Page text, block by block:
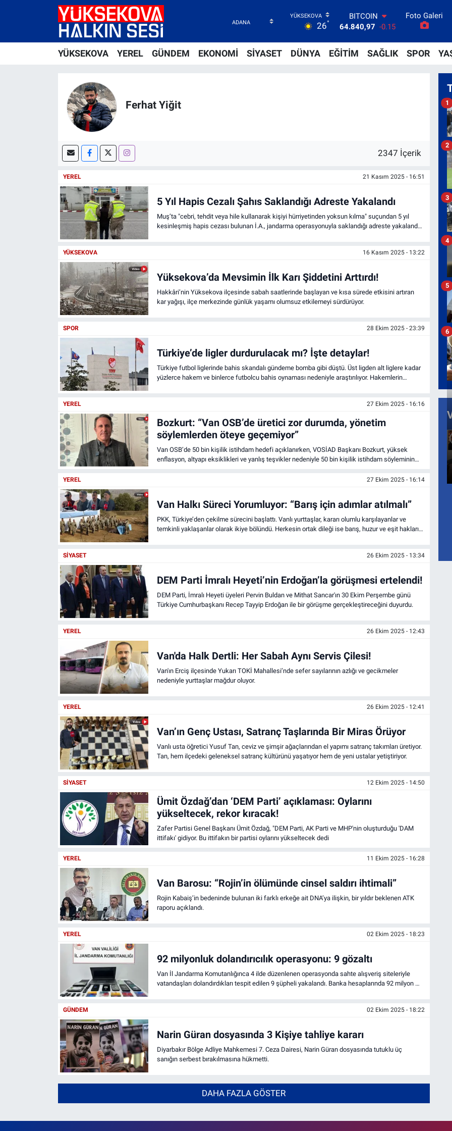
26°
BITCOIN
64.840,97
-0.15
DOLAR
47,7436 0.18
EURO
Foto Galeri
YÜKSEKOVA YEREL GÜNDEM EKONOMİ SİYASET DÜNYA EĞİTİM SAĞLIK SPOR
Ferhat Yiğit
2347 İçerik
YEREL 21 Kasım 2025 - 16:51
5 Yıl Hapis Cezalı Şahıs Saklandığı Adreste Yakalandı
Muş’ta "cebri, tehdit veya hile kullanarak kişiyi hürriyetinden yoksun kılma" suçundan 5 yıl
kesinleşmiş hapis cezası bulunan İ.A., jandarma operasyonuyla saklandığı adreste yakalandı
YÜKSEKOVA 16 Kasım 2025 - 13:22
Yüksekova’da Mevsimin İlk Karı Şiddetini Arttırdı!
Hakkâri’nin Yüksekova ilçesinde sabah saatlerinde başlayan ve kısa sürede etkisini artıran
kar yağışı, ilçe merkezinde günlük yaşamı olumsuz etkilemeyi sürdürüyor.
SPOR 28 Ekim 2025 - 23:39
Türkiye’de ligler durdurulacak mı? İşte detaylar!
Türkiye futbol liglerinde bahis skandalı gündeme bomba gibi düştü. Üst ligden alt liglere kadar
yüzlerce hakem ve binlerce futbolcu bahis oynaması nedeniyle araştırılıyor. Hakemlerin
YEREL 27 Ekim 2025 - 16:16
Bozkurt: “Van OSB’de üretici zor durumda, yönetim
söylemlerden öteye geçemiyor”
Van OSB’de 50 bin kişilik istihdam hedefi açıklanırken, VOSİAD Başkanı Bozkurt, yüksek
enflasyon, altyapı eksiklikleri ve yanlış teşvikler nedeniyle 50 bin kişilik istihdam söyleminin
YEREL 27 Ekim 2025 - 16:14
Van Halkı Süreci Yorumluyor: “Barış için adımlar atılmalı”
PKK, Türkiye’den çekilme sürecini başlattı. Vanlı yurttaşlar, kararı olumlu karşılayanlar ve
temkinli yaklaşanlar olarak ikiye bölündü. Herkesin ortak dileği ise barış, huzur ve eşit hakların
SIYASET 26 Ekim 2025 - 13:34
DEM Parti İmralı Heyeti’nin Erdoğan’la görüşmesi ertelendi!
DEM Parti, İmralı Heyeti üyeleri Pervin Buldan ve Mithat Sancar'ın 30 Ekim Perşembe günü
Türkiye Cumhurbaşkanı Recep Tayyip Erdoğan ile bir görüşme gerçekleştireceğini duyurdu.
YEREL 26 Ekim 2025 - 12:43
Van'da Halk Dertli: Her Sabah Aynı Servis Çilesi!
Van'ın Erciş ilçesinde Yukarı TOKİ Mahallesi’nde sefer sayılarının azlığı ve gecikmeler
nedeniyle yurttaşlar mağdur oluyor.
YEREL 26 Ekim 2025 - 12:41
Van’ın Genç Ustası, Satranç Taşlarında Bir Miras Örüyor
Vanlı usta öğretici Yusuf Tan, ceviz ve şimşir ağaçlarından el yapımı satranç takımları üretiyor.
Tan, hem ilçedeki geleneksel satranç kültürünü yaşatıyor hem de yeni ustalar yetiştiriyor.
SIYASET 12 Ekim 2025 - 14:50
Ümit Özdağ’dan ‘DEM Parti’ açıklaması: Oylarını
yükseltecek, rekor kıracak!
Zafer Partisi Genel Başkanı Ümit Özdağ, "DEM Parti, AK Parti ve MHP'nin oluşturduğu 'DAM
ittifakı' gidiyor. Bu ittifakın bir partisi oylarını yükseltecek dedi
YEREL 11 Ekim 2025 - 16:28
Van Barosu: “Rojin’in ölümünde cinsel saldırı ihtimali”
Rojin Kabaiş’in bedeninde bulunan iki farklı erkeğe ait DNA’ya ilişkin, bir yıldır beklenen ATK
raporu açıklandı.
YEREL 02 Ekim 2025 - 18:23
92 milyonluk dolandırıcılık operasyonu: 9 gözaltı
Van İl Jandarma Komutanlığınca 4 ilde düzenlenen operasyonda sahte alışveriş siteleriyle
vatandaşları dolandırdıkları tespit edilen 9 şüpheli yakalandı. Banka hesaplarında 92 milyon TL
GÜNDEM 02 Ekim 2025 - 18:22
Narin Güran dosyasında 3 Kişiye tahliye kararı
Diyarbakır Bölge Adliye Mahkemesi 7. Ceza Dairesi, Narin Güran dosyasında tutuklu üç
sanığın serbest bırakılmasına hükmetti.
DAHA FAZLA GÖSTER
1
2
3
4
5
6
Yüksekova Nöbetçi Eczaneler
Yüksekova Trafik Yoğunluk Haritası
Süper Lig Puan Durumu ve Fikstür
Haber Arşivi